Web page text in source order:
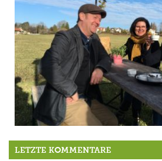
Weltpremiere des ersten QUH-Werbespots
LETZTE KOMMENTARE